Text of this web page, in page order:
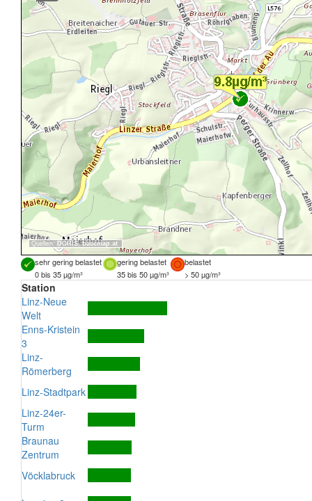
Quellen: DORIS,basemap.at
sehr gering belastet gering belastet
belastet
0 bis 35 µg/m³
35 bis 50 µg/m³ > 50 µg/m³
Station
Linz-Neue
Welt
Enns-Kristein
3
Linz-
Römerberg
Linz-Stadtpark
Linz-24er-
Turm
Braunau
Zentrum
Vöcklabruck